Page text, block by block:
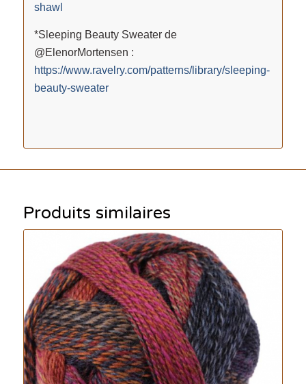
shawl
*Sleeping Beauty Sweater de
@ElenorMortensen :
https://www.ravelry.com/patterns/library/sleeping-
beauty-sweater
Produits similaires